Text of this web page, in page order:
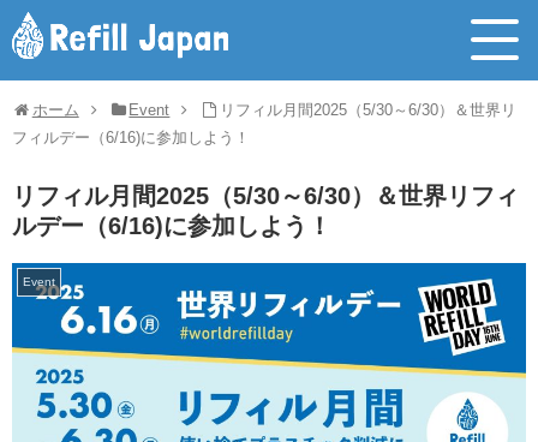
ホーム Event
リフィル月間2025（5/30～6/30）＆世界リ
フィルデー（6/16)に参加しよう！
リフィル月間2025（5/30～6/30）＆世界リフィ
ルデー（6/16)に参加しよう！
Event